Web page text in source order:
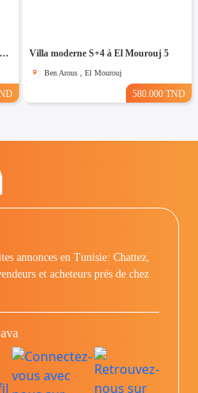
Villa indépendante S+6 à El Mourouj 4 Villa moderne S+4 à El Mourouj 5
Ben Arous , El Mourouj
580.000 TND
annonces en Tunisie: Chattez,
et acheteurs prés de chez